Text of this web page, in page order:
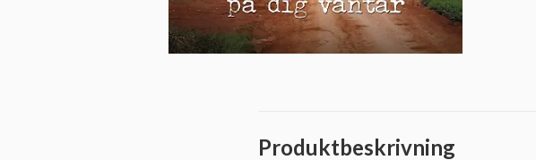
Produktbeskrivning